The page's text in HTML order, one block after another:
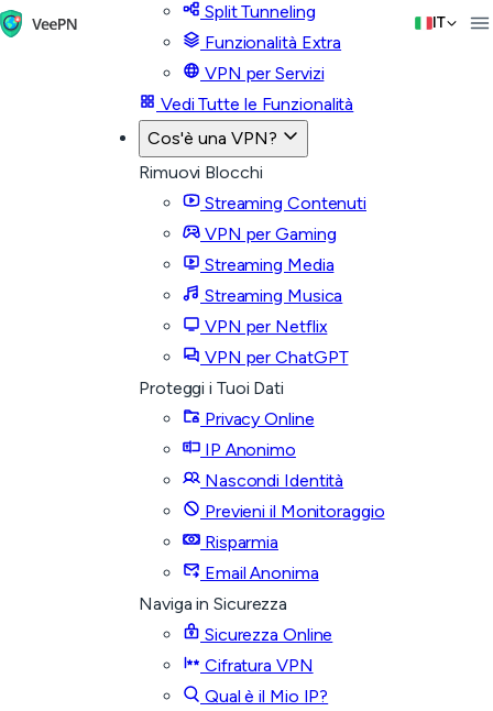
Split Tunneling
Funzionalità Extra
VPN per Servizi
Vedi Tutte le Funzionalità
Cos'è una VPN?
Rimuovi Blocchi
Streaming Contenuti
VPN per Gaming
Streaming Media
Streaming Musica
VPN per Netflix
VPN per ChatGPT
Proteggi i Tuoi Dati
Privacy Online
IP Anonimo
Nascondi Identità
Previeni il Monitoraggio
Risparmia
Email Anonima
Naviga in Sicurezza
Sicurezza Online
Cifratura VPN
Qual è il Mio IP?
IT